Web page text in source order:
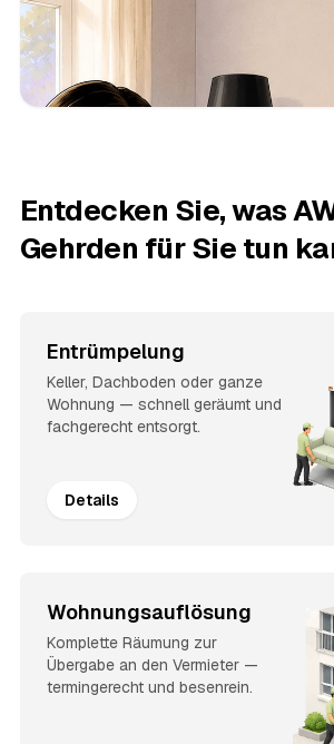
Entdecken Sie, was
Gehrden für Sie tun
Entrümpelung
Keller, Dachboden oder ganze
Wohnung — schnell geräumt und
fachgerecht entsorgt.
Details
Wohnungsauflösung
Komplette Räumung zur
Übergabe an den Vermieter —
termingerecht und besenrein.